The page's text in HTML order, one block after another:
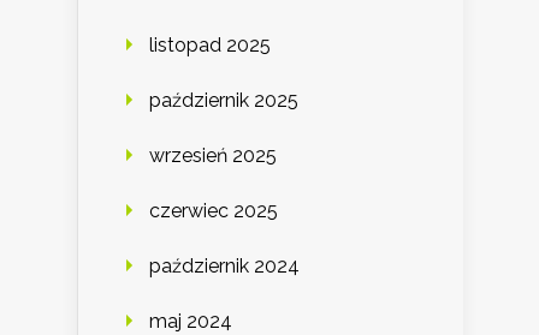
listopad 2025
październik 2025
wrzesień 2025
czerwiec 2025
październik 2024
maj 2024